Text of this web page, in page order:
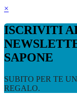
×
ISCRIVITI
SAPONE
SUBITO PER TE
REGALO.